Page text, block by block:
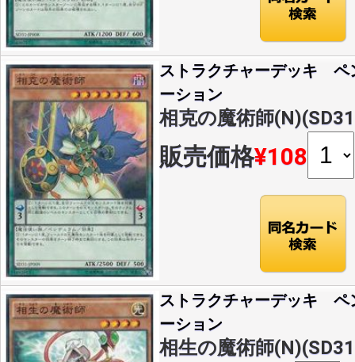
ストラクチャーデッキ ペ
ーション
相克の魔術師
販売価格¥108
ストラクチャーデッキ ペ
ーション
相生の魔術師